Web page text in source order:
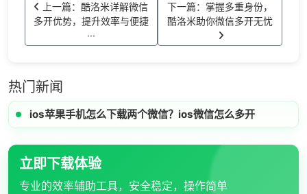
上一篇：酷洛米详解微信
多开优势，提升效率与便捷
···
下一篇：掌握多重身份，
酷洛米助你微信多开无忧
热门新闻
ios苹果手机怎么下载两个微信？ios微信怎么多开
立即下载体验
专业的效率辅助工具，安全稳定，操作简单